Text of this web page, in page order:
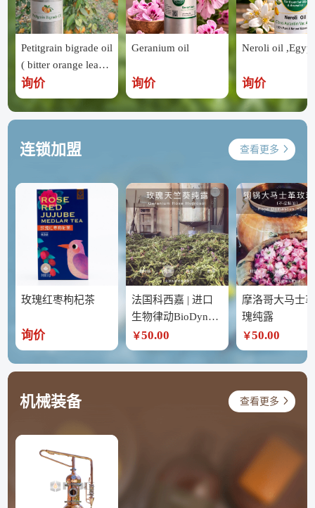
Petitgrain bigrade oil
( bitter orange leave
s ) ,Egypt
询价
Geranium oil
询价
Neroli oil ,Egypt
询价
连锁加盟 查看更多
玫瑰红枣枸杞茶
询价
法国科西嘉 | 进口
生物律动BioDynam
ic 玫瑰天竺葵纯露
￥50.00
摩洛哥大马士
瑰纯露
￥50.00
机械装备 查看更多